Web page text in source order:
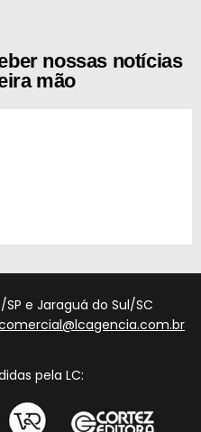
nossas notícias
mão
e Jaraguá do Sul/SC
pela LC: